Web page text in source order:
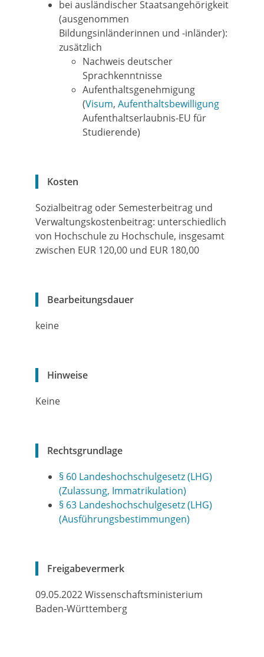
bei ausländischer Staatsangehörigkeit
(ausgenommen
Bildungsinländerinnen und -inländer):
zusätzlich
Nachweis deutscher
Sprachkenntnisse
Aufenthaltsgenehmigung
(Visum, Aufenthaltsbewilligung
Aufenthaltserlaubnis-EU für
Studierende)
Kosten
Sozialbeitrag oder Semesterbeitrag und
Verwaltungskostenbeitrag: unterschiedlich
von Hochschule zu Hochschule, insgesamt
zwischen EUR 120,00 und EUR 180,00
Bearbeitungsdauer
keine
Hinweise
Keine
Rechtsgrundlage
§ 60 Landeshochschulgesetz (LHG)
(Zulassung, Immatrikulation)
§ 63 Landeshochschulgesetz (LHG)
(Ausführungsbestimmungen)
Freigabevermerk
09.05.2022 Wissenschaftsministerium
Baden-Württemberg